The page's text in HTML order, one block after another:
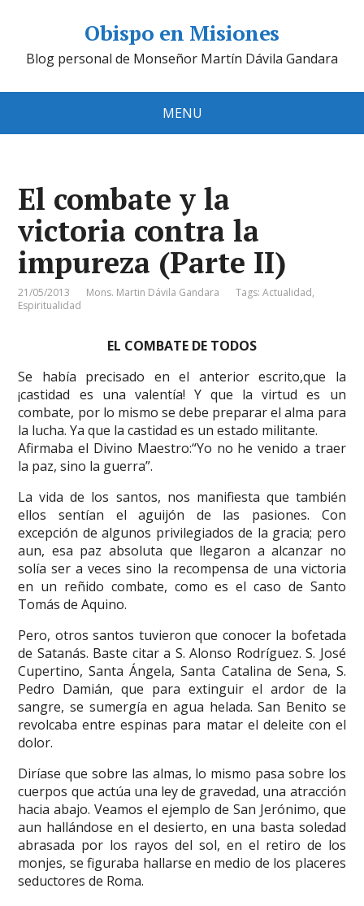
Obispo en Misiones
Blog personal de Monseñor Martín Dávila Gandara
MENU
El combate y la
victoria contra la
impureza (Parte II)
21/05/2013 Mons. Martin Dávila Gandara Tags:Actualidad,
Espiritualidad
EL COMBATE DE TODOS
Se había precisado en el anterior escrito,que la
¡castidad es una valentía! Y que la virtud es un
combate, por lo mismo se debe preparar el alma para
la lucha. Ya que la castidad es un estado militante.
Afirmaba el Divino Maestro:“Yo no he venido a traer
la paz, sino la guerra”.
La vida de los santos, nos manifiesta que también
ellos sentían el aguijón de las pasiones. Con
excepción de algunos privilegiados de la gracia; pero
aun, esa paz absoluta que llegaron a alcanzar no
solía ser a veces sino la recompensa de una victoria
en un reñido combate, como es el caso de Santo
Tomás de Aquino.
Pero, otros santos tuvieron que conocer la bofetada
de Satanás. Baste citar a S. Alonso Rodríguez. S. José
Cupertino, Santa Ángela, Santa Catalina de Sena, S.
Pedro Damián, que para extinguir el ardor de la
sangre, se sumergía en agua helada. San Benito se
revolcaba entre espinas para matar el deleite con el
dolor.
Diríase que sobre las almas, lo mismo pasa sobre los
cuerpos que actúa una ley de gravedad, una atracción
hacia abajo. Veamos el ejemplo de San Jerónimo, que
aun hallándose en el desierto, en una basta soledad
abrasada por los rayos del sol, en el retiro de los
monjes, se figuraba hallarse en medio de los placeres
seductores de Roma.